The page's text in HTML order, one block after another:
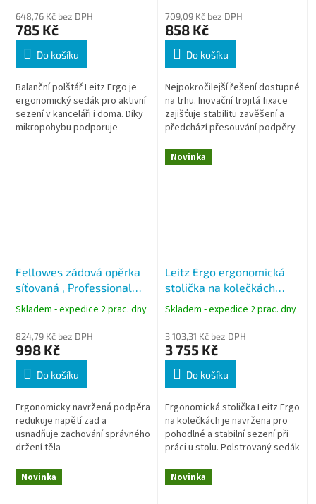
648,76 Kč bez DPH
785 Kč
Do košíku
Balanční polštář Leitz Ergo je
ergonomický sedák pro aktivní
sezení v kanceláři i doma. Díky
mikropohybu podporuje
709,09 Kč bez DPH
858 Kč
Do košíku
Nejpokročilejší řešení dostupné
na trhu. Inovační trojitá fixace
zajišťuje stabilitu zavěšení a
předchází přesouvání podpěry
Fellowes zádová opěrka
síťovaná , Professional
Series Mesh
Skladem - expedice 2 prac. dny
824,79 Kč bez DPH
998 Kč
Do košíku
Ergonomicky navržená podpěra
redukuje napětí zad a
usnadňuje zachování správného
držení těla
Novinka
Leitz Ergo ergonomická
stolička na kolečkách
černá
Skladem - expedice 2 prac. dny
3 103,31 Kč bez DPH
3 755 Kč
Do košíku
Ergonomická stolička Leitz Ergo
na kolečkách je navržena pro
pohodlné a stabilní sezení při
práci u stolu. Polstrovaný sedák
výškové nastavení v...
Novinka Novinka